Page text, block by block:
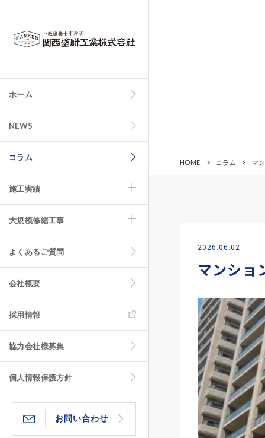
ホーム
NEWS
コラム
施工実績
大規模修繕工事
よくあるご質問
会社概要
採用情報
協力会社様募集
個人情報保護方針
お問い合わせ
HOME コラム マ
2026.06.02
マンショ